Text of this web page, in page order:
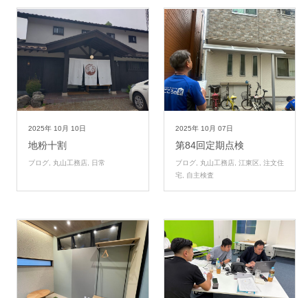
2025年 10月 10日
地粉十割
ブログ 丸山工務店 日常
2025年 10月 07日
第84回定期点検
ブログ, 丸山工務店, 江東区
注文住
宅
自主検査